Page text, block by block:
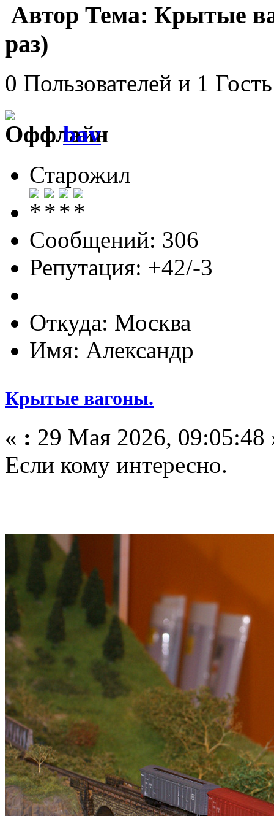
Автор Тема: Крытые
раз)
0 Пользователей и 1
bav
Старожил
Сообщений: 306
Репутация: +42/-3
Откуда: Москва
Имя: Александр
Крытые вагоны.
« : 29 Мая 2026, 09:05:48
Если кому интересно.